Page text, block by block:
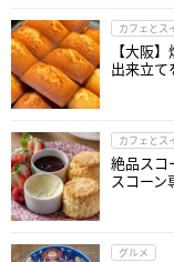
カフェとス
【大阪
出来立て
カフェとス
絶品スコ
スコーン
グルメ